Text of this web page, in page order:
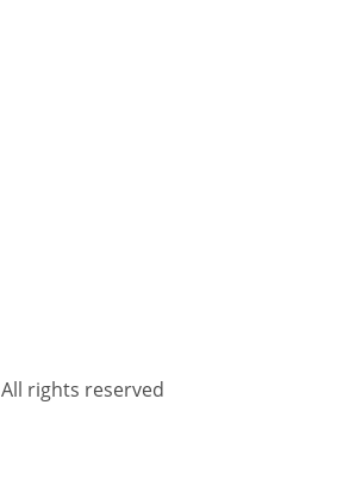
All rights reserved